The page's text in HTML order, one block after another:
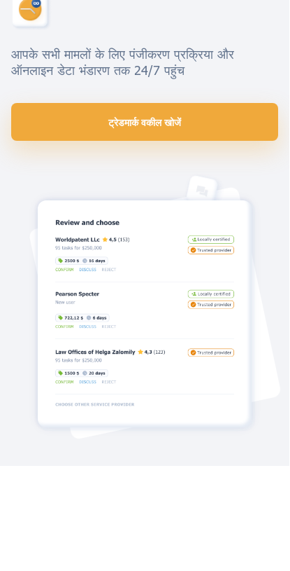
आपके सभी मामलों के लिए पंजीकरण प्रक्रिया और
ऑनलाइन डेटा भंडारण तक 24/7 पहुंच
ट्रेडमार्क वकील खोजें